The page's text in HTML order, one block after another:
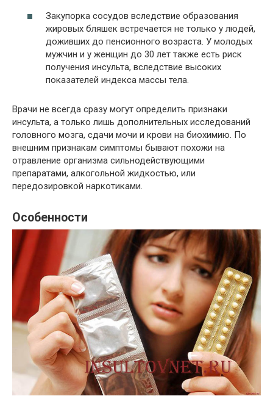
Закупорка сосудов вследствие образования
жировых бляшек встречается не только у людей,
доживших до пенсионного возраста. У молодых
мужчин и у женщин до 30 лет также есть риск
получения инсульта, вследствие высоких
показателей индекса массы тела.
Врачи не всегда сразу могут определить признаки
инсульта, а только лишь дополнительных исследований
головного мозга, сдачи мочи и крови на биохимию. По
внешним признакам симптомы бывают похожи на
отравление организма сильнодействующими
препаратами, алкогольной жидкостью, или
передозировкой наркотиками.
Особенности